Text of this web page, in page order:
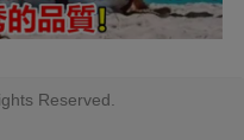
Reserved.